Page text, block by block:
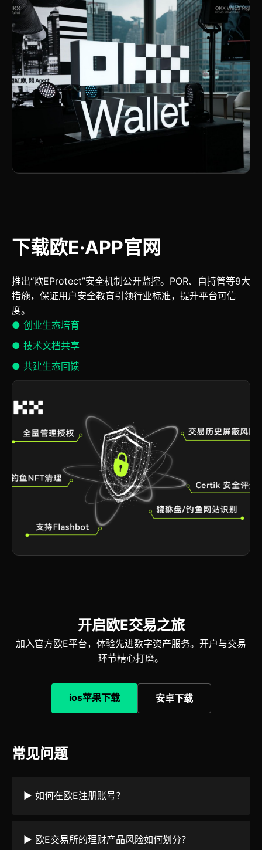
下载欧E·APP官网
推出“欧EProtect”安全机制公开监控。POR、自持管等9大
措施，保证用户安全教育引领行业标准，提升平台可信
度。
● 创业生态培育
● 技术文档共享
● 共建生态回馈
开启欧E交易之旅
加入官方欧E平台，体验先进数字资产服务。开户与交易
环节精心打磨。
ios苹果下载 安卓下载
常见问题
▶ 如何在欧E注册账号？
▶ 欧E交易所的理财产品风险如何划分？